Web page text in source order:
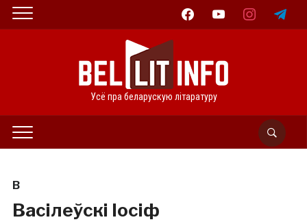
facebookyoutube instagramtelegram
Усё пра беларускую літаратуру
В
Васілеўскі Іосіф